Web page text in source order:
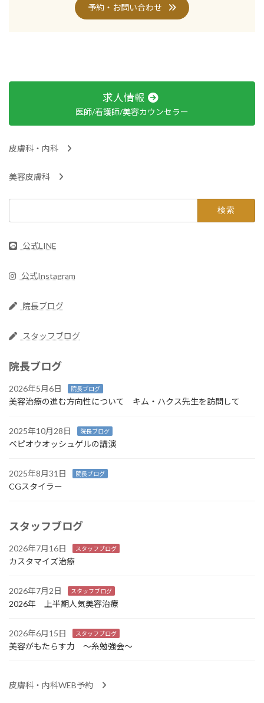
予約・お問い合わせ
求人情報
医師/看護師/美容カウンセラー
皮膚科・内科
美容皮膚科
公式LINE
公式Instagram
院長ブログ
スタッフブログ
院長ブログ
2026年5月6日 院長ブログ
美容治療の進む方向性について キム・ハクス先生を訪問して
2025年10月28日 院長ブログ
ベピオウオッシュゲルの講演
2025年8月31日 院長ブログ
CGスタイラー
スタッフブログ
2026年7月16日 スタッフブログ
カスタマイズ治療
2026年7月2日 スタッフブログ
2026年 上半期人気美容治療
2026年6月15日 スタッフブログ
美容がもたらす力 ～糸勉強会～
皮膚科・内科WEB予約